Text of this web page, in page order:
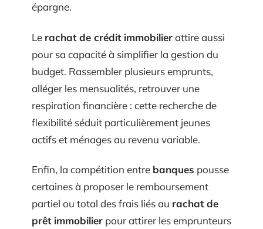
épargne.
Le rachat de crédit immobilierattire aussi
pour sa capacité à simplifier la gestion du
budget. Rassembler plusieurs emprunts,
alléger les mensualités, retrouver une
respiration financière : cette recherche de
flexibilité séduit particulièrement jeunes
actifs et ménages au revenu variable.
Enfin, la compétition entre banques pousse
certaines à proposer le remboursement
partiel ou total des frais liés au rachat de
prêt immobilier pour attirer les emprunteurs